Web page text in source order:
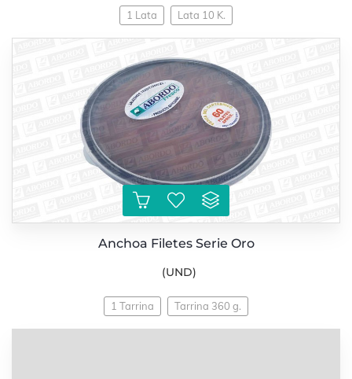
1 Lata Lata 10 K.
Anchoa Filetes Serie Oro
(UND)
1 Tarrina Tarrina 360 g.